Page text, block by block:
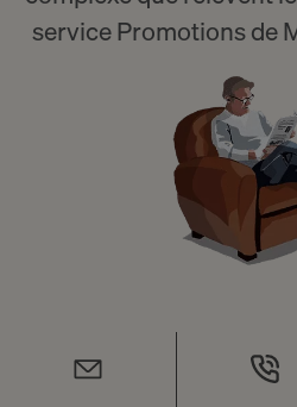
service Promotions de